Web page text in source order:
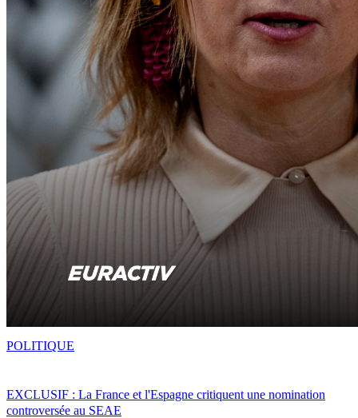
EXCLUSIF : La France et l'Espagne critiquent une nomination
controversée au SEAE
POLITIQUE